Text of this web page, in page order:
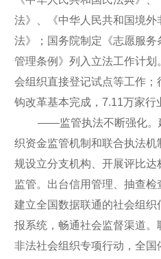
法》、《中华人民共和国境
法》；国务院制定《志愿服
管理条例》列入立法工作计
会组织直接登记试点等工作
钩改革基本完成，7.11万家行
——监管执法不断强化。
织资金监管机制和联合执法
规设立分支机构、开展评比
监管。出台信用管理、抽查检
建立全国数据联通的社会组
报系统，畅通社会监督渠道
非法社会组织专项行动，全